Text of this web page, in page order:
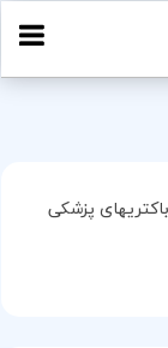
پزشکی